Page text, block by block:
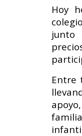
Hoy
junto
Entre